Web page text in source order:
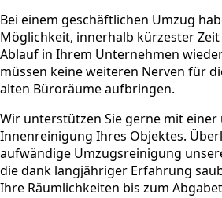
Bei einem geschäftlichen Umzug
Möglichkeit, innerhalb kürzester
Ablauf in Ihrem Unternehmen
müssen keine weiteren Nerven für
alten Büroräume aufbringen.
Wir unterstützen Sie gerne mit
Innenreinigung Ihres Objektes.
aufwändige Umzugsreinigung
die dank langjähriger Erfahrung
Ihre Räumlichkeiten bis zum